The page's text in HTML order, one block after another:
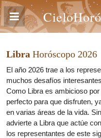
Libra Horóscopo 2026
El año 2026 trae a los
muchos desafíos
Como Libra es ambicioso
perfecto para que disfruten,
en varias áreas de la vida.
advierte a Libra que actúe
los representantes de este